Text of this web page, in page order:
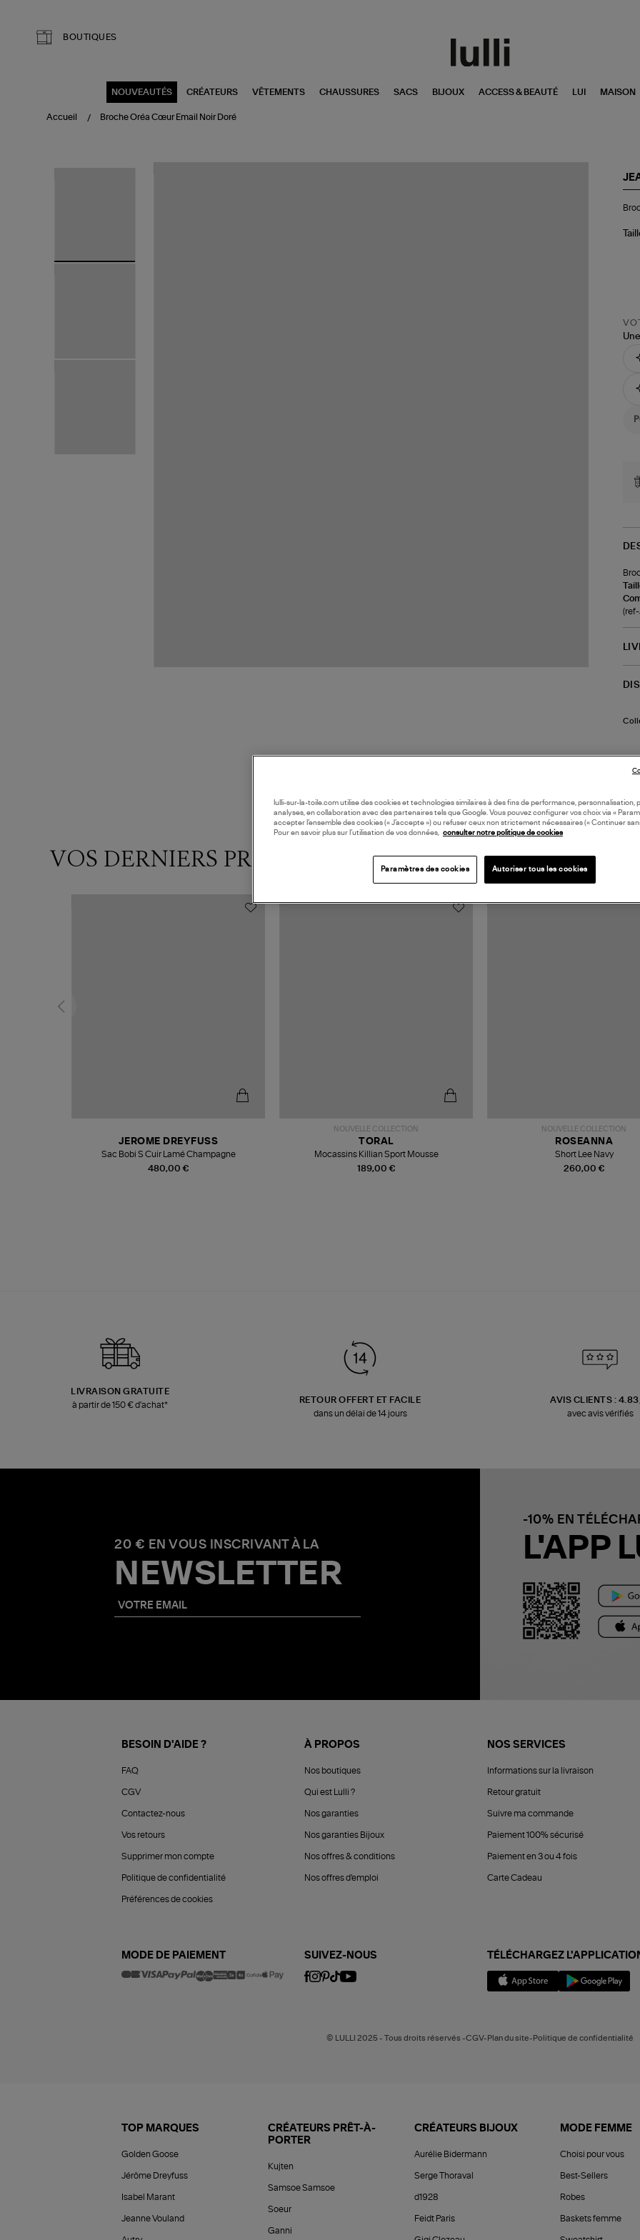
BOUTIQUES
NOUVEAUTÉS CRÉATEURS VÊTEMENTS CHAUSSURES SACS BIJOUX ACCESS & BEAUTÉ LUI MAISON
Accueil Broche Oréa Cœur Email Noir Doré
VOS DERNIERS PRODUITS VUS
480,00 €
JEROME DREYFUSS
Sac Bobi S Cuir Lamé Champagne
NOUVELLE COLLECTION
189,00 €
TORAL
Mocassins Killian Sport Mousse
NOUVELLE COLLECTION
260,00 €
ROSEANNA
Short Lee Navy
LIVRAISON GRATUITE
à partir de 150 € d'achat*
RETOUR OFFERT ET FACILE
dans un délai de 14 jours
AVIS CLIENTS :
avec avis vérifiés
20 € EN VOUS INSCRIVANT À LA
NEWSLETTER
-10% EN
L'APP
BESOIN D'AIDE ?
FAQ
CGV
Contactez-nous
Vos retours
Supprimer mon compte
Politique de confidentialité
Préférences de cookies
À PROPOS
Nos boutiques
Qui est Lulli ?
Nos garanties
Nos garanties Bijoux
Nos offres & conditions
Nos offres d'emploi
NOS SERVICES
Informations sur la livraison
Retour gratuit
Suivre ma commande
Paiement 100% sécurisé
Paiement en 3 ou 4 fois
Carte Cadeau
MODE DE PAIEMENT SUIVEZ-NOUS TÉLÉCHARGEZ
© LULLI 2025 - Tous droits réservés -CGV-Plan du site-Politique de confidentialité
TOP MARQUES
Golden Goose
Jérôme Dreyfuss
Isabel Marant
Jeanne Vouland
CRÉATEURS PRÊT-À-
PORTER
Kujten
Samsoe Samsoe
Soeur
Ganni
CRÉATEURS BIJOUX
Aurélie Bidermann
Serge Thoraval
d1928
Feidt Paris
MODE FEMME
Choisi pour vous
Best-Sellers
Robes
Baskets femme
lulli-sur-la-toile.com utilise des cookies et technologies similaires à des fins de performance, personnalisation,
analyses, en collaboration avec des partenaires tels que Google. Vous pouvez configurer vos choix via «
accepter l’ensemble des cookies (« J’accepte ») ou refuser ceux non strictement nécessaires (« Continuer
Pour en savoir plus sur l’utilisation de vos données,
consulter notre politique de cookies
Paramètres des cookies Autoriser tous les cookies